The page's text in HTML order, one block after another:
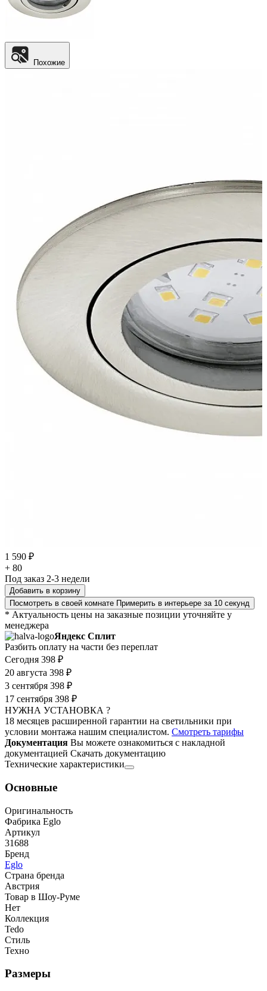
Похожие
1 590 ₽
+ 80
Под заказ 2-3 недели
Добавить в корзину
Посмотреть в своей комнате Примерить в интерьере за 10 секунд
* Актуальность цены на заказные позиции уточняйте у
менеджера
Яндекс Сплит
Разбить оплату на части без переплат
Сегодня 398 ₽
20 августа 398 ₽
3 сентября 398 ₽
17 сентября 398 ₽
НУЖНА УСТАНОВКА ?
18 месяцев расширенной гарантии на светильники при
условии монтажа нашим специалистом. Смотреть тарифы
Документация Вы можете ознакомиться с накладной
документацией Скачать документацию
Технические характеристики
Основные
Оригинальность
Фабрика Eglo
Артикул
31688
Бренд
Eglo
Страна бренда
Австрия
Товар в Шоу-Руме
Нет
Коллекция
Tedo
Стиль
Техно
Размеры